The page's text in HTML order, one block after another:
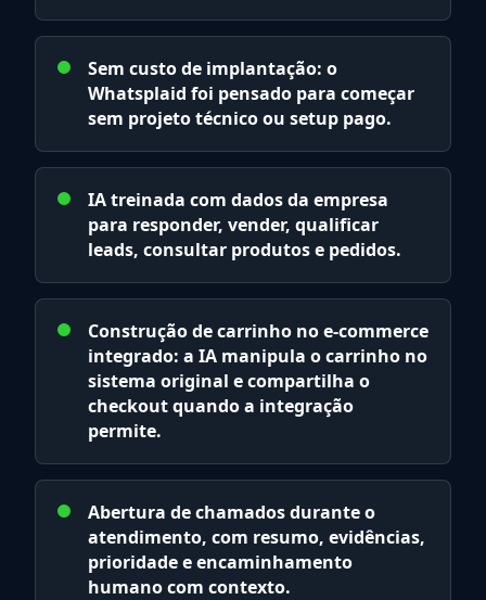
Sem custo de implantação: o
Whatsplaid foi pensado para começar
sem projeto técnico ou setup pago.
IA treinada com dados da empresa
para responder, vender, qualificar
leads, consultar produtos e pedidos.
Construção de carrinho no e-commerce
integrado: a IA manipula o carrinho no
sistema original e compartilha o
checkout quando a integração
permite.
Abertura de chamados durante o
atendimento, com resumo, evidências,
prioridade e encaminhamento
humano com contexto.